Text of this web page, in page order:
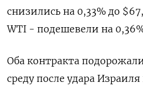
снизились на 0,33% до
WTI - подешевели на
Оба контракта
среду после удара